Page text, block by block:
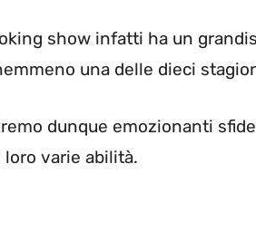
show infatti ha un
una delle dieci
dunque emozionanti
varie abilità.